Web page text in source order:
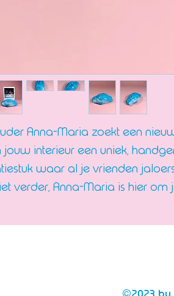
Anna-Maria zoekt een
jouw interieur een uniek,
waar al je vrienden
verder, Anna-Maria is hier om